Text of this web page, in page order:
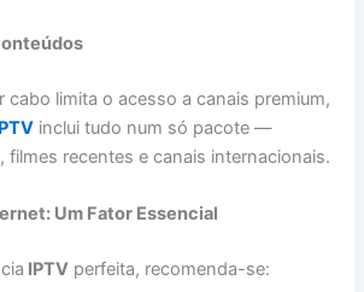
cabo limita o acesso a canais premium,
inclui tudo num só pacote —
filmes recentes e canais internacionais.
Um Fator Essencial
IPTV perfeita, recomenda-se: